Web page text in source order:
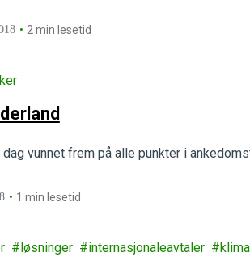
2 min lesetid
vunnet frem på alle punkter i
1 min lesetid
løsninger internasjonaleavtaler